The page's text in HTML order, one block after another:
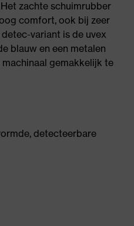
zachte schuimrubber
comfort, ook bij zeer
variant is de uvex
blauw en een metalen
gemakkelijk te
detecteerbare